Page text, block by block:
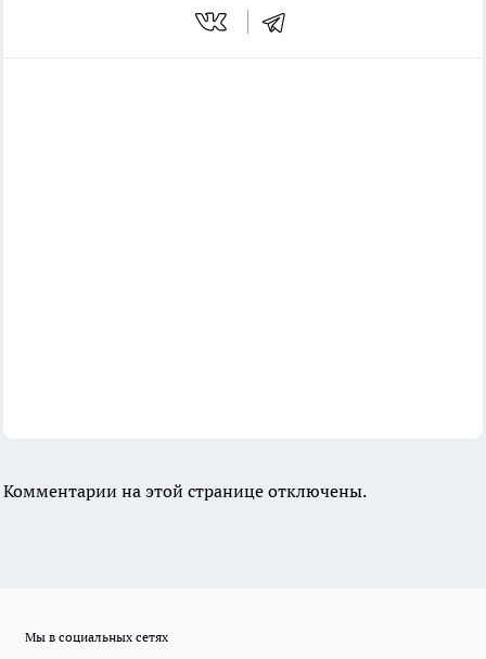
Комментарии на этой странице отключены.
Мы в социальных сетях